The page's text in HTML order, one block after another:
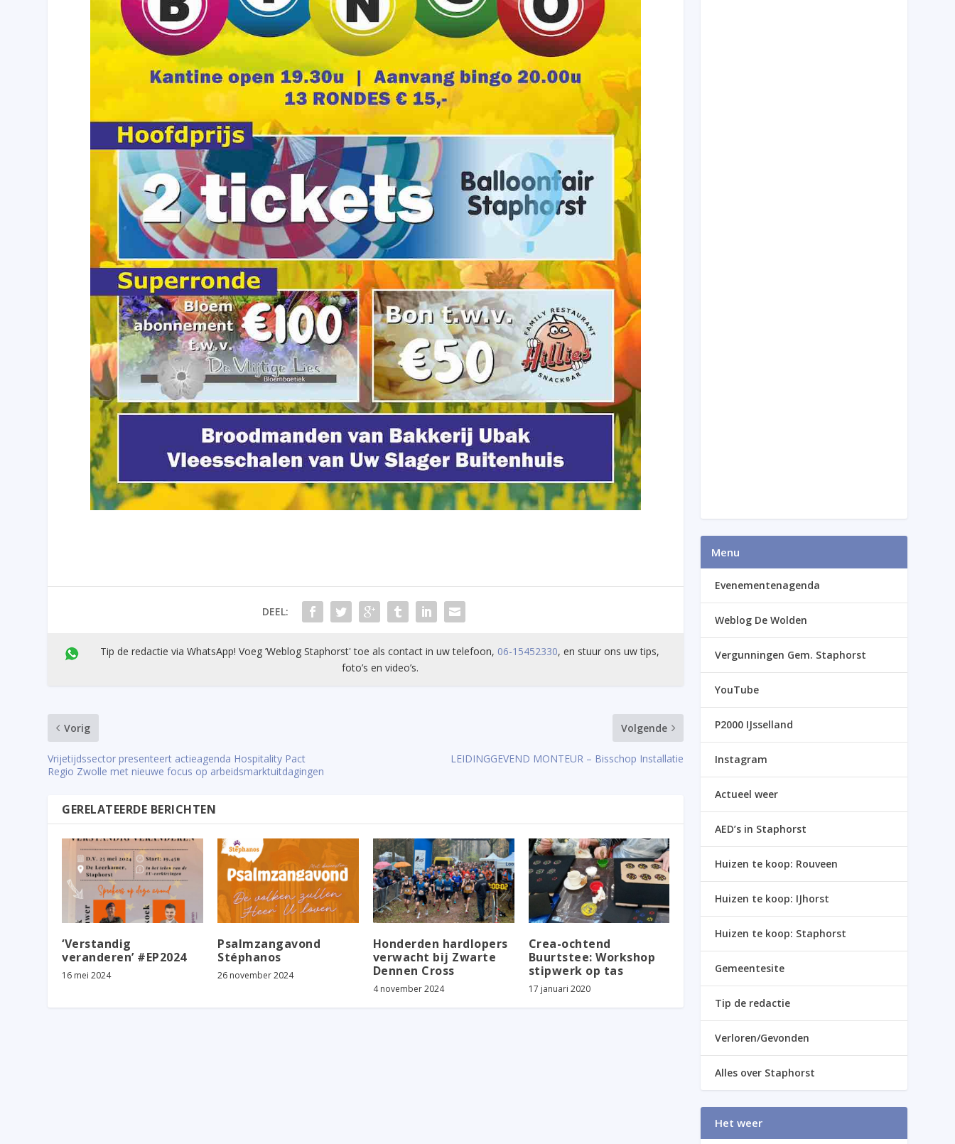
DEEL:
Tip de redactie via WhatsApp! Voeg ’Weblog Staphorst' toe als contact in uw telefoon, 06-15452330, en stuur ons uw tips,
foto’s en video’s.
Vorig
Vrijetijdssector presenteert actieagenda Hospitality Pact
Regio Zwolle met nieuwe focus op arbeidsmarktuitdagingen
Volgende
LEIDINGGEVEND MONTEUR – Bisschop Installatie
GERELATEERDE BERICHTEN
‘Verstandig
veranderen’ #EP2024
16 mei 2024
Psalmzangavond
Stéphanos
26 november 2024
Honderden hardlopers
verwacht bij Zwarte
Dennen Cross
4 november 2024
Crea-ochtend
Buurtstee: Workshop
stipwerk op tas
17 januari 2020
Menu
Evenementenagenda
Weblog De Wolden
Vergunningen Gem. Staphorst
YouTube
P2000 IJsselland
Instagram
Actueel weer
AED’s in Staphorst
Huizen te koop: Rouveen
Huizen te koop: IJhorst
Huizen te koop: Staphorst
Gemeentesite
Tip de redactie
Verloren/Gevonden
Alles over Staphorst
Het weer